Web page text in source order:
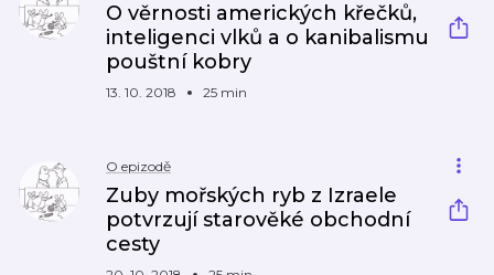
O věrnosti amerických křečků,
inteligenci vlků a o kanibalismu
pouštní kobry
13. 10. 2018 25 min
O epizodě
Zuby mořských ryb z Izraele
potvrzují starověké obchodní
cesty